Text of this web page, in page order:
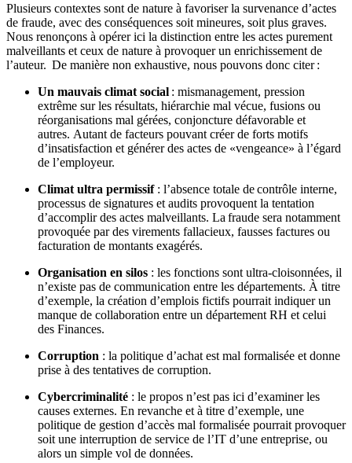
Plusieurs contextes sont de nature à favoriser la survenance d’actes
de fraude, avec des conséquences soit mineures, soit plus graves.
Nous renonçons à opérer ici la distinction entre les actes purement
malveillants et ceux de nature à provoquer un enrichissement de
l’auteur. De manière non exhaustive, nous pouvons donc citer :
Un mauvais climat social : mismanagement, pression
extrême sur les résultats, hiérarchie mal vécue, fusions ou
réorganisations mal gérées, conjoncture défavorable et
autres. Autant de facteurs pouvant créer de forts motifs
d’insatisfaction et générerdes actes de «vengeance» à l’égard
de l’employeur.
Climat ultra permissif: l’absence totale de contrôle interne,
processus de signatures et audits provoquent la tentation
d’accomplir des actes malveillants. La fraude sera notamment
provoquée par des virements fallacieux, fausses factures ou
facturation de montants exagérés.
Organisation en silos : les fonctions sont ultra-cloisonnées, il
n’existe pas de communication entre les départements. À titre
d’exemple, la création d’emplois fictifs pourrait indiquer un
manque de collaboration entre un département RH et celui
des Finances.
Corruption : la politique d’achat est mal formalisée et donne
prise à des tentatives de corruption.
Cybercriminalité : le propos n’est pas ici d’examiner les
causes externes. En revanche et à titre d’exemple, une
politique de gestion d’accès mal formalisée pourrait provoquer
soit une interruption de service de l’IT d’une entreprise, ou
alors un simple vol de données.